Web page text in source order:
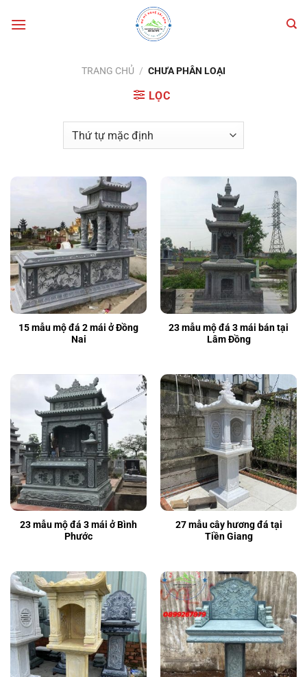
qua
TRANG CHỦ / CHƯA PHÂN LOẠI
LỌC
15 mẫu mộ đá 2 mái ở Đồng
Nai
23 mẫu mộ đá 3 mái bán tại
Lâm Đồng
23 mẫu mộ đá 3 mái ở Bình
Phước
27 mẫu cây hương đá tại
Tiền Giang